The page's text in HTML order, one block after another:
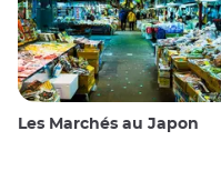
Les Marchés au Japon